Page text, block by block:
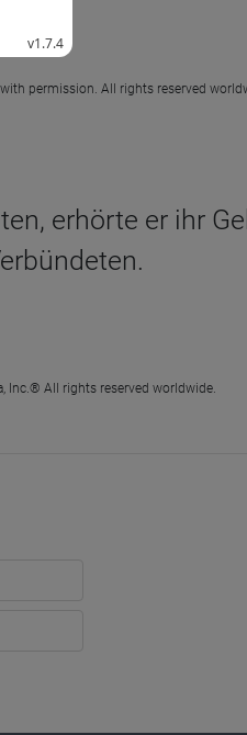
permission. All rights reserved
erhörte er ihr
Inc.® All rights reserved worldwide.